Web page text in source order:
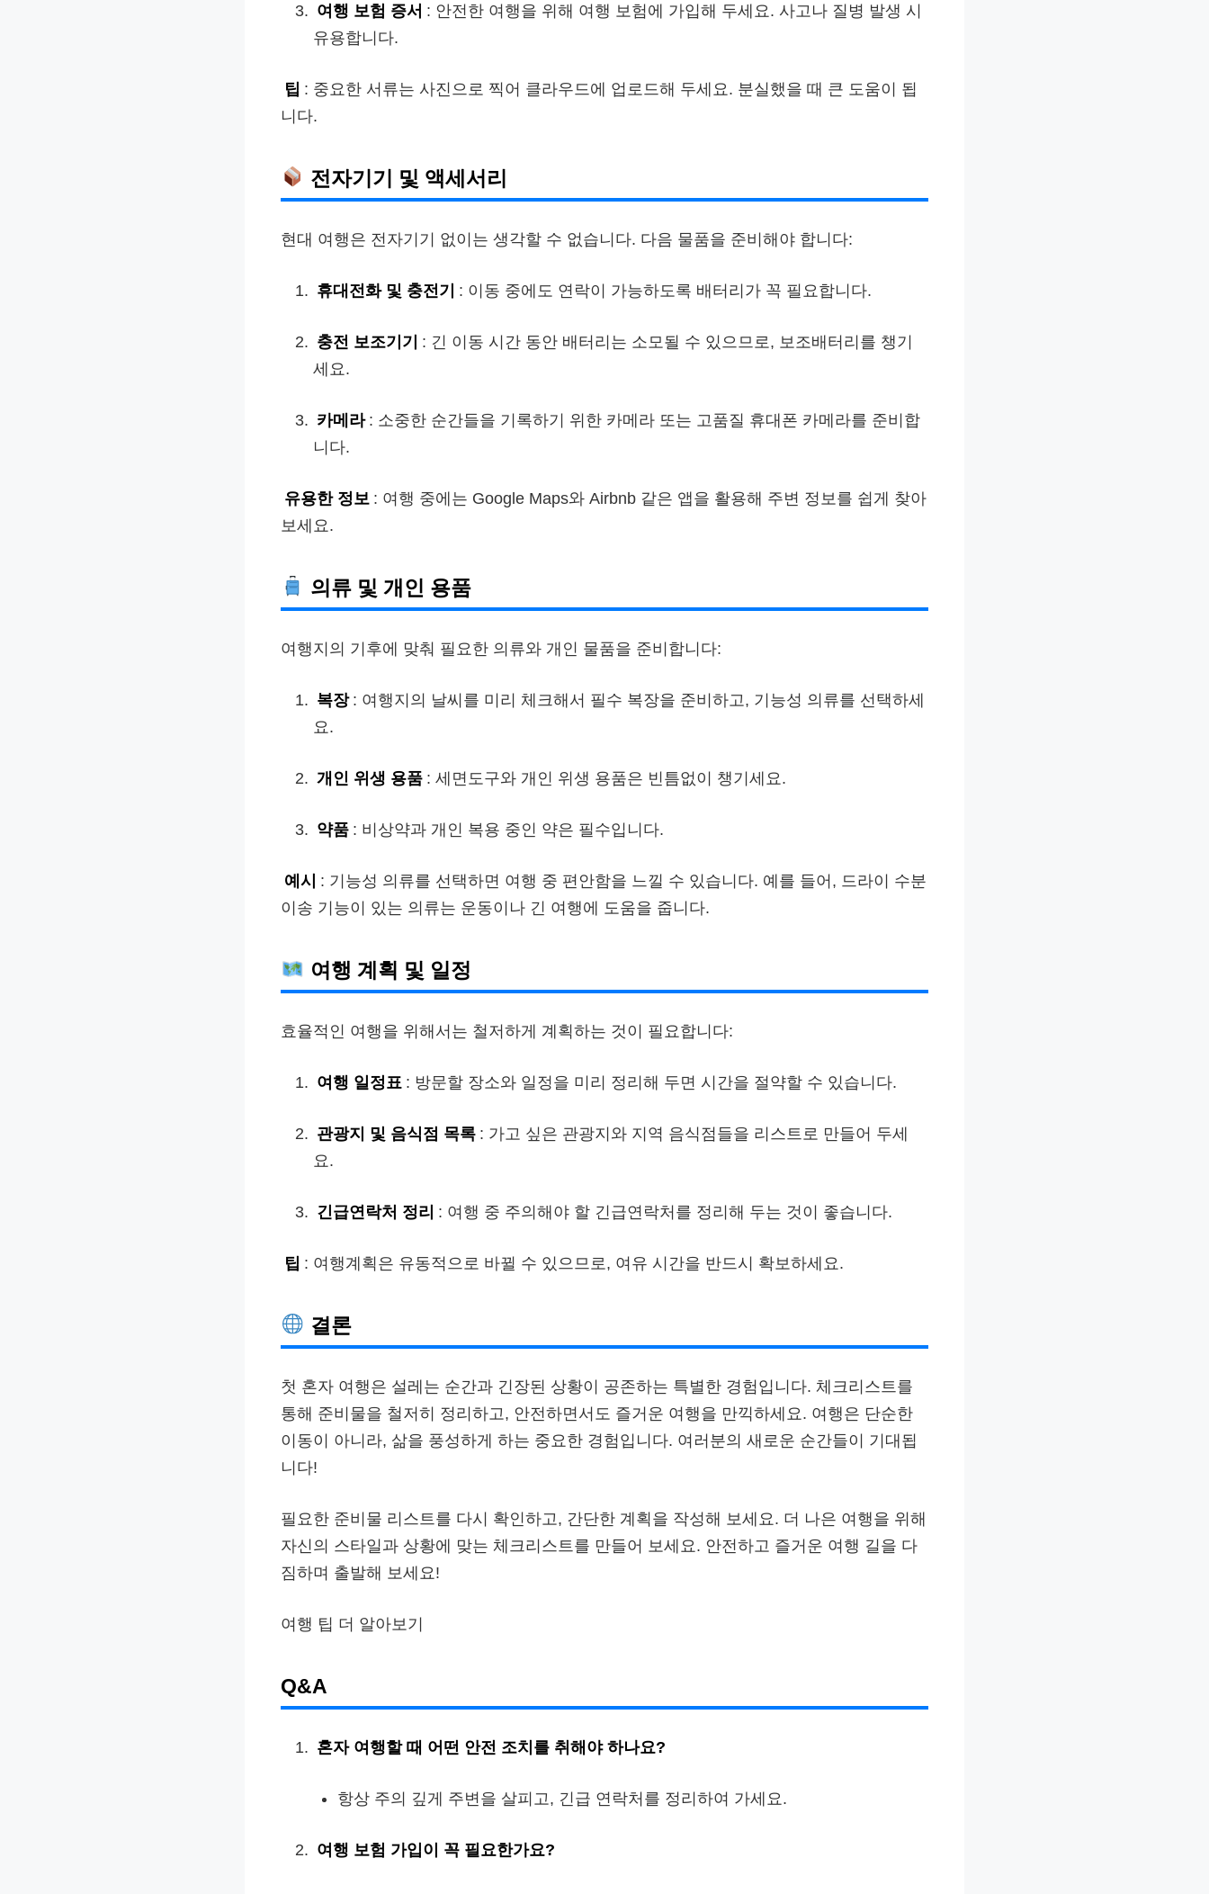
여행 보험 증서 : 안전한 여행을 위해 여행 보험에 가입해 두세요. 사고나 질병 발생 시
유용합니다.
팁 : 중요한 서류는 사진으로 찍어 클라우드에 업로드해 두세요. 분실했을 때 큰 도움이 됩
니다.
전자기기 및 액세서리
현대 여행은 전자기기 없이는 생각할 수 없습니다. 다음 물품을 준비해야 합니다:
휴대전화 및 충전기 : 이동 중에도 연락이 가능하도록 배터리가 꼭 필요합니다.
충전 보조기기 : 긴 이동 시간 동안 배터리는 소모될 수 있으므로, 보조배터리를 챙기
세요.
카메라 : 소중한 순간들을 기록하기 위한 카메라 또는 고품질 휴대폰 카메라를 준비합
니다.
유용한 정보 : 여행 중에는 Google Maps와 Airbnb 같은 앱을 활용해 주변 정보를 쉽게 찾아
보세요.
의류 및 개인 용품
여행지의 기후에 맞춰 필요한 의류와 개인 물품을 준비합니다:
복장 : 여행지의 날씨를 미리 체크해서 필수 복장을 준비하고, 기능성 의류를 선택하세
요.
개인 위생 용품 : 세면도구와 개인 위생 용품은 빈틈없이 챙기세요.
약품 : 비상약과 개인 복용 중인 약은 필수입니다.
예시 : 기능성 의류를 선택하면 여행 중 편안함을 느낄 수 있습니다. 예를 들어, 드라이 수분
이송 기능이 있는 의류는 운동이나 긴 여행에 도움을 줍니다.
여행 계획 및 일정
효율적인 여행을 위해서는 철저하게 계획하는 것이 필요합니다:
여행 일정표 : 방문할 장소와 일정을 미리 정리해 두면 시간을 절약할 수 있습니다.
관광지 및 음식점 목록 : 가고 싶은 관광지와 지역 음식점들을 리스트로 만들어 두세
요.
긴급연락처 정리 : 여행 중 주의해야 할 긴급연락처를 정리해 두는 것이 좋습니다.
팁 : 여행계획은 유동적으로 바뀔 수 있으므로, 여유 시간을 반드시 확보하세요.
결론
첫 혼자 여행은 설레는 순간과 긴장된 상황이 공존하는 특별한 경험입니다. 체크리스트를
통해 준비물을 철저히 정리하고, 안전하면서도 즐거운 여행을 만끽하세요. 여행은 단순한
이동이 아니라, 삶을 풍성하게 하는 중요한 경험입니다. 여러분의 새로운 순간들이 기대됩
니다!
필요한 준비물 리스트를 다시 확인하고, 간단한 계획을 작성해 보세요. 더 나은 여행을 위해
자신의 스타일과 상황에 맞는 체크리스트를 만들어 보세요. 안전하고 즐거운 여행 길을 다
짐하며 출발해 보세요!
여행 팁 더 알아보기
Q&A
혼자 여행할 때 어떤 안전 조치를 취해야 하나요?
항상 주의 깊게 주변을 살피고, 긴급 연락처를 정리하여 가세요.
여행 보험 가입이 꼭 필요한가요?